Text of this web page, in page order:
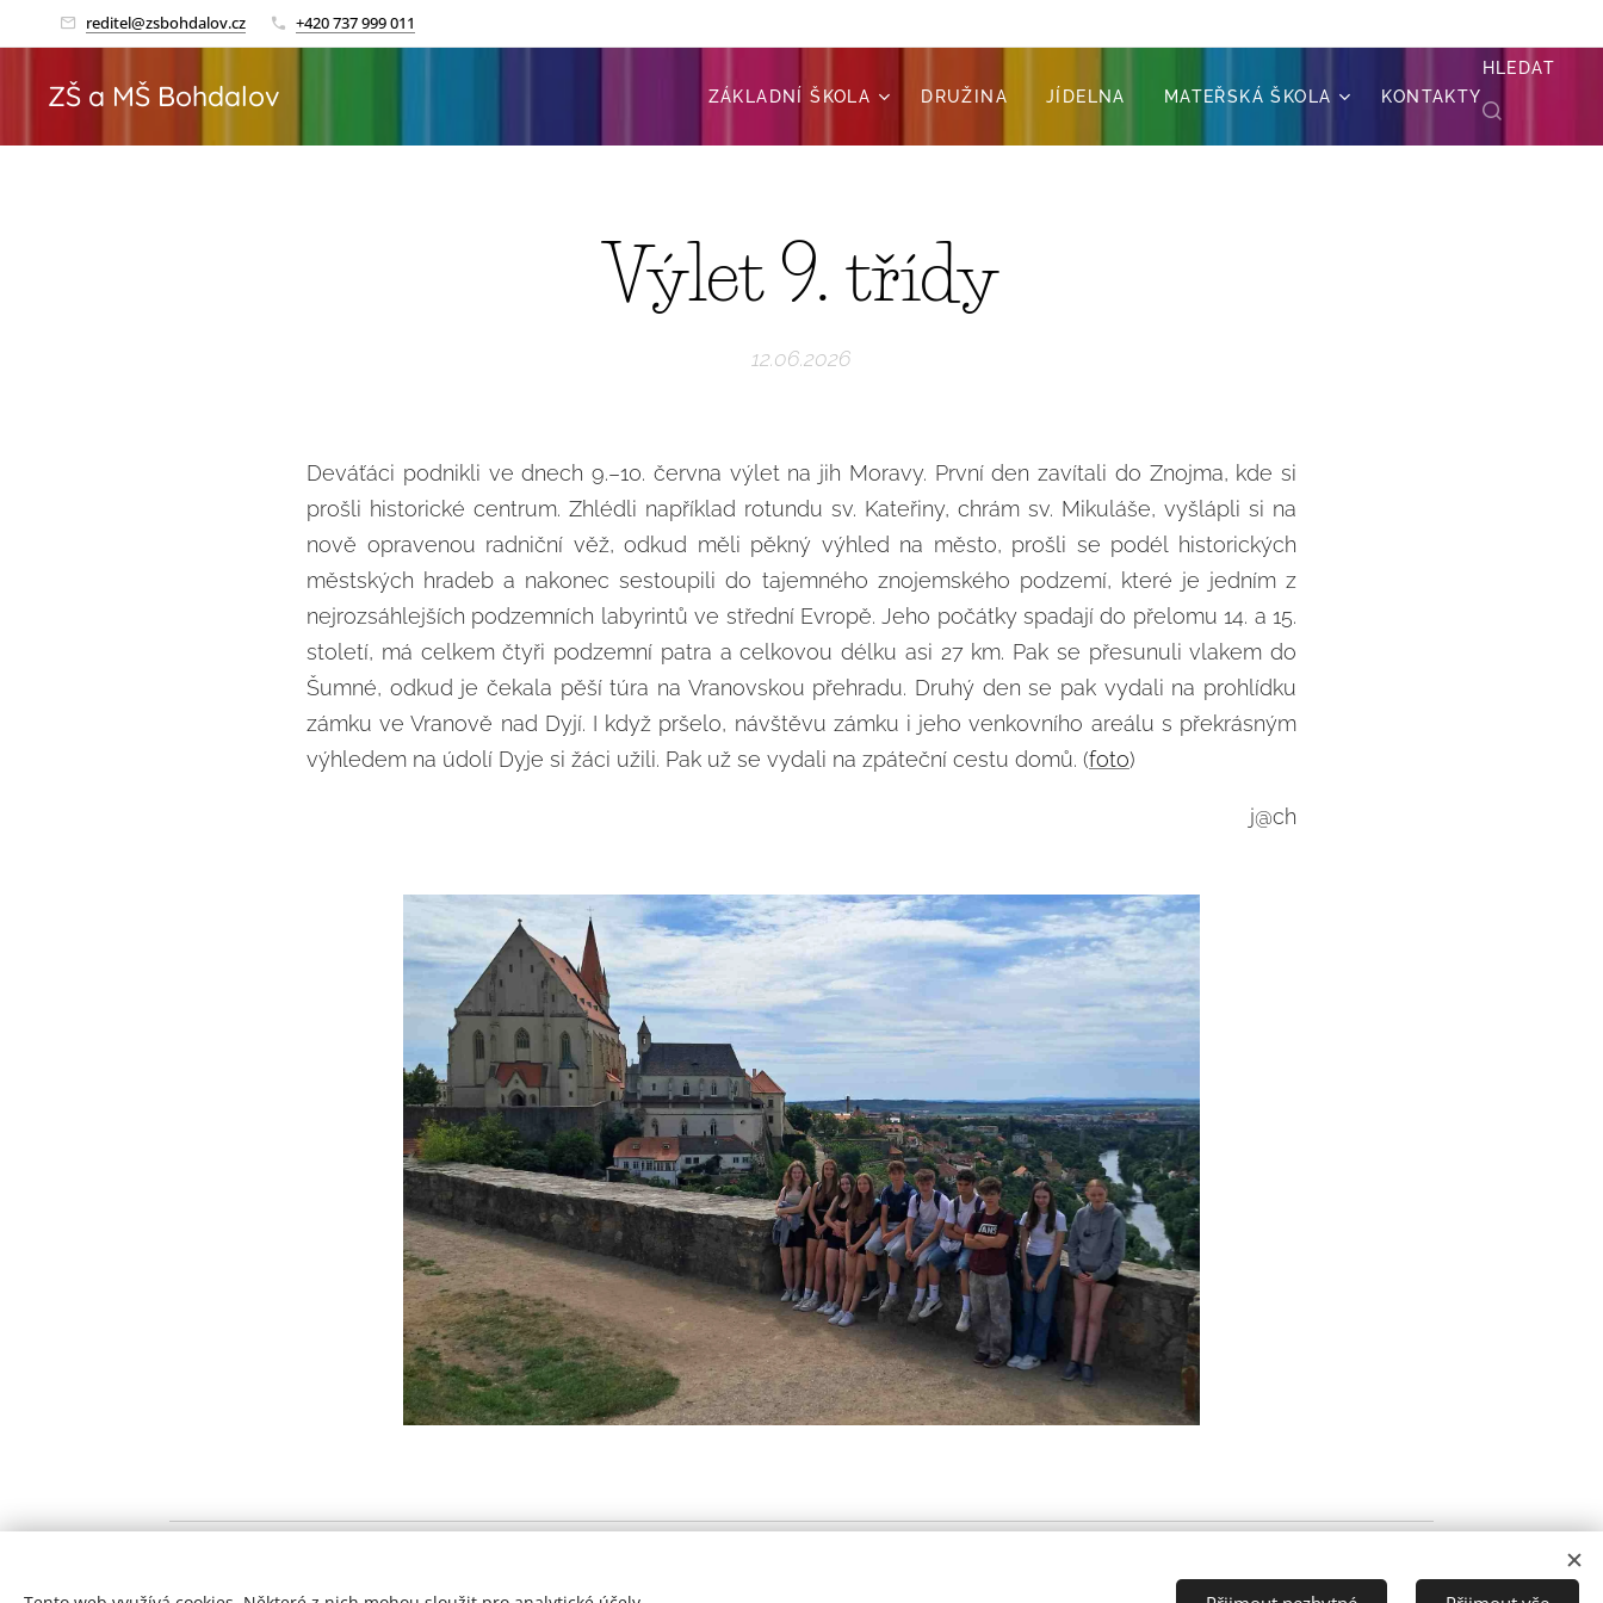
reditel@zsbohdalov.cz +420 737 999 011
ZŠ a MŠ Bohdalov ZÁKLADNÍ ŠKOLA DRUŽINA JÍDELNA MATEŘSKÁ ŠKOLA KONTAKTY
HLEDAT
Výlet 9. třídy
12.06.2026
Deváťáci podnikli ve dnech 9.–10. června výlet na jih Moravy. První den zavítali do Znojma, kde si
prošli historické centrum. Zhlédli například rotundu sv. Kateřiny, chrám sv. Mikuláše, vyšlápli si na
nově opravenou radniční věž, odkud měli pěkný výhled na město, prošli se podél historických
městských hradeb a nakonec sestoupili do tajemného znojemského podzemí, které je jedním z
nejrozsáhlejších podzemních labyrintů ve střední Evropě. Jeho počátky spadají do přelomu 14. a 15.
století, má celkem čtyři podzemní patra a celkovou délku asi 27 km. Pak se přesunuli vlakem do
Šumné, odkud je čekala pěší túra na Vranovskou přehradu. Druhý den se pak vydali na prohlídku
zámku ve Vranově nad Dyjí. I když pršelo, návštěvu zámku i jeho venkovního areálu s překrásným
výhledem na údolí Dyje si žáci užili. Pak už se vydali na zpáteční cestu domů. (foto)
j@ch